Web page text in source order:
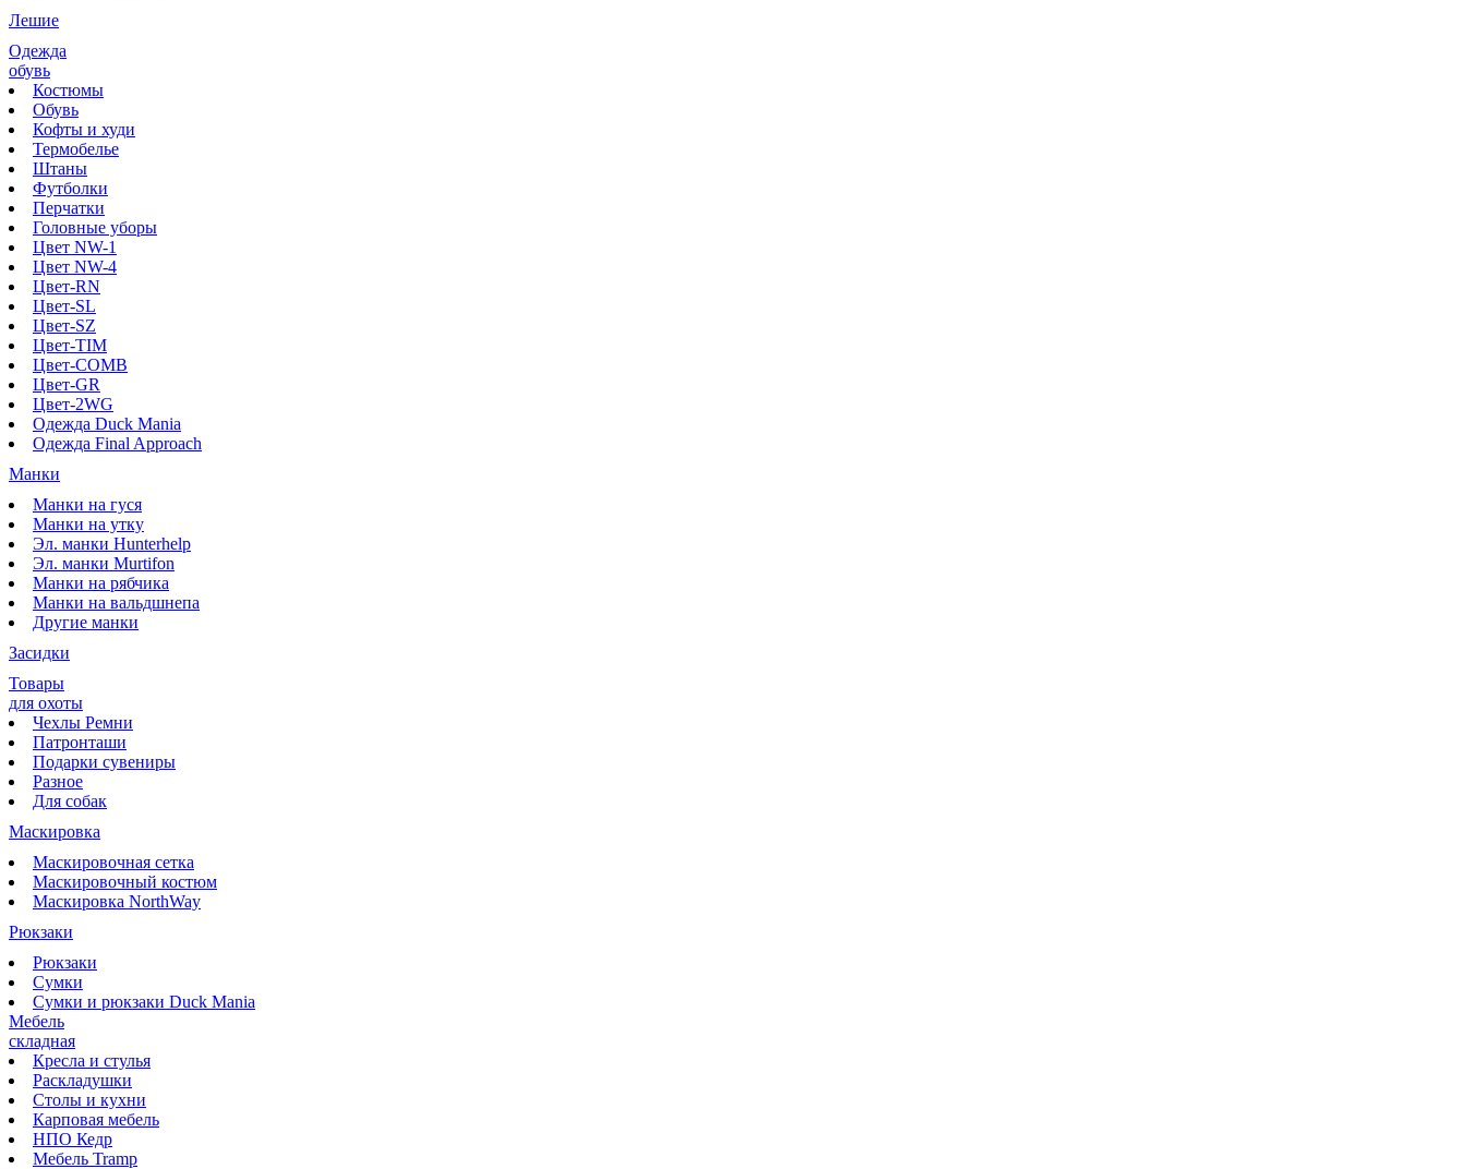
Лешие
Одежда
обувь
Костюмы
Обувь
Кофты и худи
Термобелье
Штаны
Футболки
Перчатки
Головные уборы
Цвет NW-1
Цвет NW-4
Цвет-RN
Цвет-SL
Цвет-SZ
Цвет-TIM
Цвет-COMB
Цвет-GR
Цвет-2WG
Одежда Duck Mania
Одежда Final Approach
Манки
Манки на гуся
Манки на утку
Эл. манки Hunterhelp
Эл. манки Murtifon
Манки на рябчика
Манки на вальдшнепа
Другие манки
Засидки
Товары
для охоты
Чехлы Ремни
Патронташи
Подарки сувениры
Разное
Для собак
Маскировка
Маскировочная сетка
Маскировочный костюм
Маскировка NorthWay
Рюкзаки
Рюкзаки
Сумки
Сумки и рюкзаки Duck Mania
Мебель
складная
Кресла и стулья
Раскладушки
Столы и кухни
Карповая мебель
НПО Кедр
Мебель Tramp